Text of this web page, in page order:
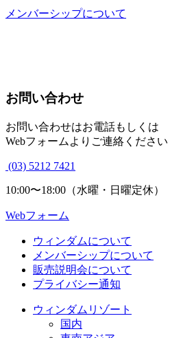
メンバーシップについて
お問い合わせ
お問い合わせはお電話もしくは
Webフォームよりご連絡ください
(03) 5212 7421
10:00〜18:00（水曜・日曜定休）
Webフォーム
ウィンダムについて
メンバーシップについて
販売説明会について
プライバシー通知
ウィンダムリゾート
国内